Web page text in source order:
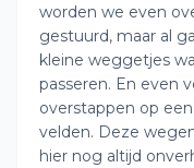
worden we even
gestuurd, maar al
kleine weggetjes
passeren. En even
overstappen op
velden. Deze
hier nog altijd